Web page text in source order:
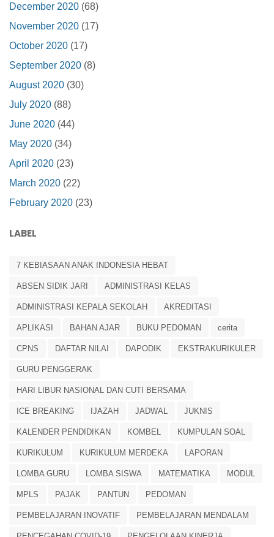
December 2020 (68)
November 2020 (17)
October 2020 (17)
September 2020 (8)
August 2020 (30)
July 2020 (88)
June 2020 (44)
May 2020 (34)
April 2020 (23)
March 2020 (22)
February 2020 (23)
LABEL
7 KEBIASAAN ANAK INDONESIA HEBAT
ABSEN SIDIK JARI ADMINISTRASI KELAS
ADMINISTRASI KEPALA SEKOLAH AKREDITASI
APLIKASI BAHAN AJAR BUKU PEDOMAN cerita
CPNS DAFTAR NILAI DAPODIK EKSTRAKURIKULER
GURU PENGGERAK
HARI LIBUR NASIONAL DAN CUTI BERSAMA
ICE BREAKING IJAZAH JADWAL JUKNIS
KALENDER PENDIDIKAN KOMBEL KUMPULAN SOAL
KURIKULUM KURIKULUM MERDEKA LAPORAN
LOMBA GURU LOMBA SISWA MATEMATIKA MODUL
MPLS PAJAK PANTUN PEDOMAN
PEMBELAJARAN INOVATIF PEMBELAJARAN MENDALAM